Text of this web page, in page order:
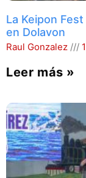
La Keipon
en Dolavon
Raul Gonzalez
Leer más »